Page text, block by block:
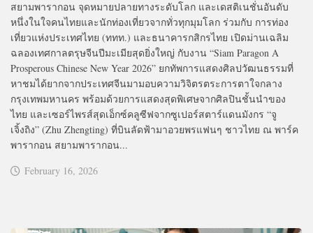
สยามพารากอน จุดหมายปลายทางระดับโลก และเดสติเนชั่นอันดับ
หนึ่งในใจคนไทยและนักท่องเที่ยวจากทั่วทุกมุมโลก ร่วมกับ การท่อง
เที่ยวแห่งประเทศไทย (ททท.) และธนาคารกสิกรไทย เปิดม่านเฉลิม
ฉลองเทศกาลตรุษจีนปีมะเมียสุดยิ่งใหญ่ กับงาน “Siam Paragon A
Prosperous Chinese New Year 2026” ยกทัพการแสดงศิลปวัฒนธรรมที่
หาชมได้ยากจากประเทศจีนมามอบความวิจิตรตระการตาใจกลาง
กรุงเทพมหานคร พร้อมด้วยการแสดงสุดพิเศษจากศิลปินชั้นนำของ
ไทย และเซอร์ไพรส์สุดเอ็กซ์คลูซีฟจากซูเปอร์สตาร์แดนมังกร “จู
เจิ้งถิง” (Zhu Zhengting) ที่บินลัดฟ้ามาอวยพรแฟนๆ ชาวไทย ณ พาร์ค
พารากอน สยามพารากอน...
February 16, 2026